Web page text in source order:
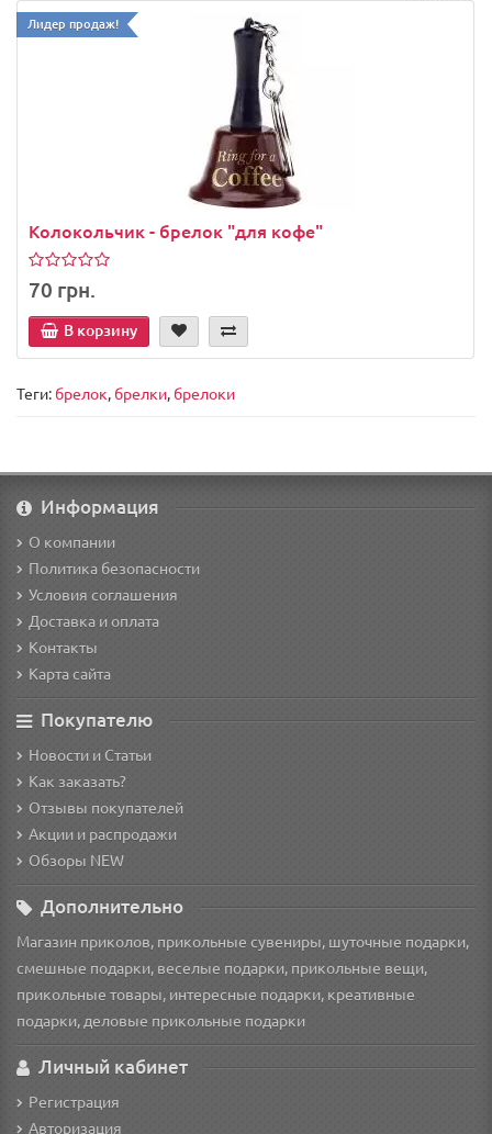
Лидер продаж!
Колокольчик - брелок "для кофе"
70 грн.
В корзину
Теги: брелок, брелки, брелоки
Информация
О компании
Политика безопасности
Условия соглашения
Доставка и оплата
Контакты
Карта сайта
Покупателю
Новости и Статьи
Как заказать?
Отзывы покупателей
Акции и распродажи
Обзоры NEW
Дополнительно
Магазин приколов, прикольные сувениры, шуточные подарки,
смешные подарки, веселые подарки, прикольные вещи,
прикольные товары, интересные подарки, креативные
подарки, деловые прикольные подарки
Личный кабинет
Регистрация
Авторизация